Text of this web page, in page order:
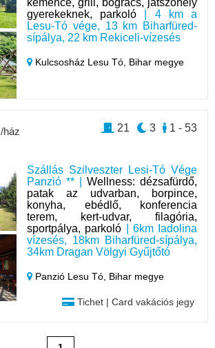
gyerekeknek, parkoló | 4 km a
Lesu-Tó vége, 13 km Biharfüred-
sípálya, 22 km Rekiceli-vízesés
Kulcsosház Lesu Tó, Bihar megye
Szállás Szilveszter Lesi-Tó Vége
Panzió ** |Wellness: dézsafürdő,
patak az udvarban, borpince,
konyha, ebédlő, konferencia
terem, kert-udvar, filagória,
sportpálya, parkoló | 6km Iadolina
vízesés, 18km Biharfüred-sípálya,
34km Dragan Völgyi Gyűjtőtó
Panzió Lesu Tó, Bihar megye
Tichet | Card vakációs jegy
/ház 1 - 53
3
21